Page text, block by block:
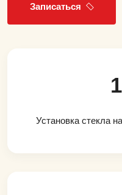
Записаться
Установка стекла